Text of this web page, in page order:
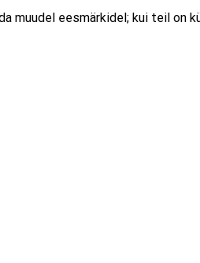
muudel eesmärkidel; kui teil on